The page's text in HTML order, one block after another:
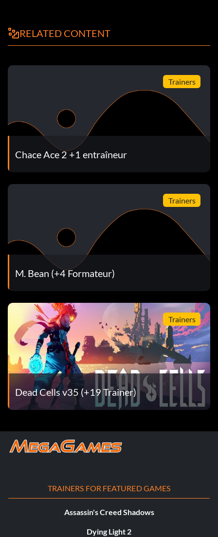
RELATED CONTENT
Trainers
Chace Ace 2 +1 entraîneur
Trainers
M. Bean (+4 Formateur)
Trainers
Dead Cells v35 (+19 Trainer)
TRAINERS FOR FEATURED GAMES
Assassin's Creed Shadows
Dying Light 2